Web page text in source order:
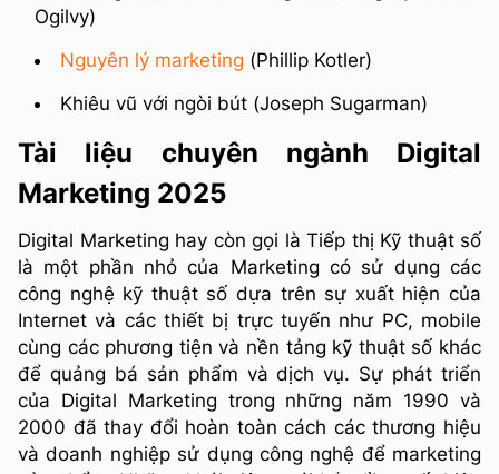
Ogilvy)
Nguyên lý marketing (Phillip Kotler)
Khiêu vũ với ngòi bút (Joseph Sugarman)
Tài liệu chuyên ngành Digital
Marketing 2025
Digital Marketing hay còn gọi là Tiếp thị Kỹ thuật số
là một phần nhỏ của Marketing có sử dụng các
công nghệ kỹ thuật số dựa trên sự xuất hiện của
Internet và các thiết bị trực tuyến như PC, mobile
cùng các phương tiện và nền tảng kỹ thuật số khác
để quảng bá sản phẩm và dịch vụ. Sự phát triển
của Digital Marketing trong những năm 1990 và
2000 đã thay đổi hoàn toàn cách các thương hiệu
và doanh nghiệp sử dụng công nghệ để marketing